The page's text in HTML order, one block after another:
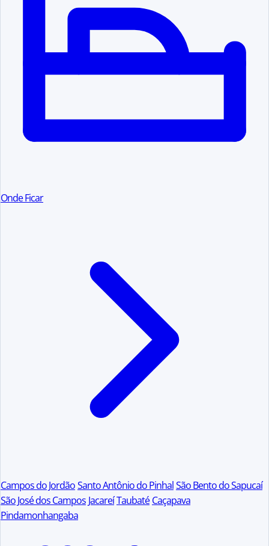
Onde Ficar
Campos do JordãoSanto Antônio do PinhalSão Bento do Sapucaí
São José dos Campos JacareíTaubaté Caçapava
Pindamonhangaba